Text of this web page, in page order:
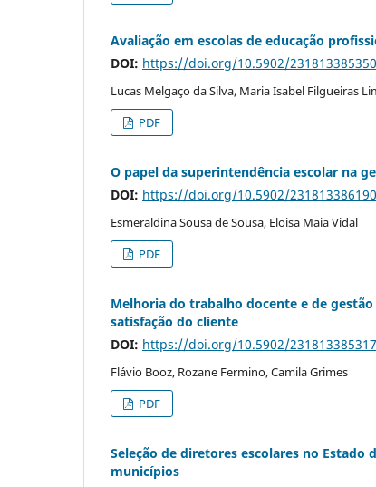
Avaliação em escolas de educação
DOI: https://doi.org/10.5902/
Lucas Melgaço da Silva, Maria Isabel Filgueiras
PDF
O papel da superintendência escolar na
DOI: https://doi.org/10.5902/
Esmeraldina Sousa de Sousa, Eloisa Maia Vidal
PDF
Melhoria do trabalho docente e de
satisfação do cliente
DOI: https://doi.org/10.5902/
Flávio Booz, Rozane Fermino, Camila Grimes
PDF
Seleção de diretores escolares no
municípios